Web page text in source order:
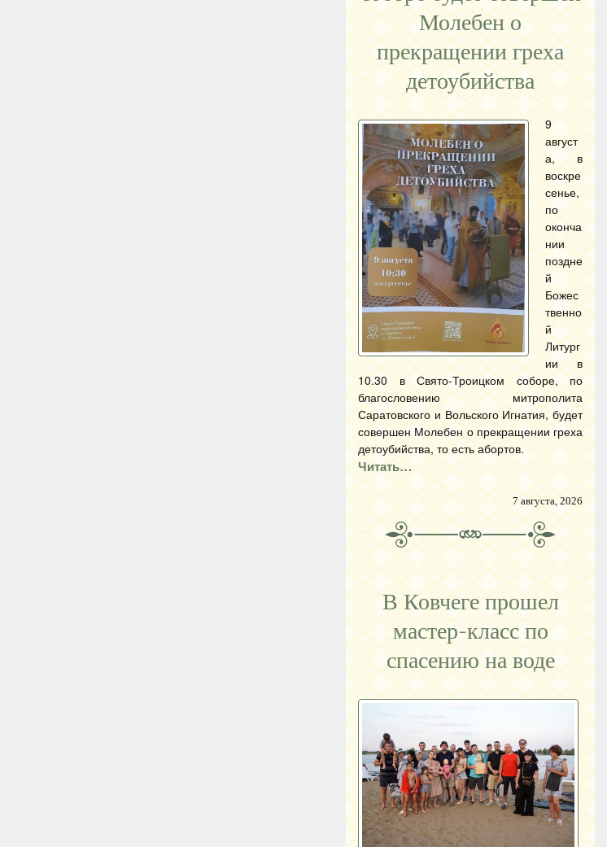
Молебен о
прекращении греха
детоубийства
9
август
а, в
воскре
сенье,
по
оконча
нии
поздне
й
Божес
твенно
й
Литург
ии в
10.30 в Свято-Троицком соборе, по
благословению митрополита
Саратовского и Вольского Игнатия, будет
совершен Молебен о прекращении греха
детоубийства, то есть абортов.
Читать…
7 августа, 2026
В Ковчеге прошел
мастер-класс по
спасению на воде